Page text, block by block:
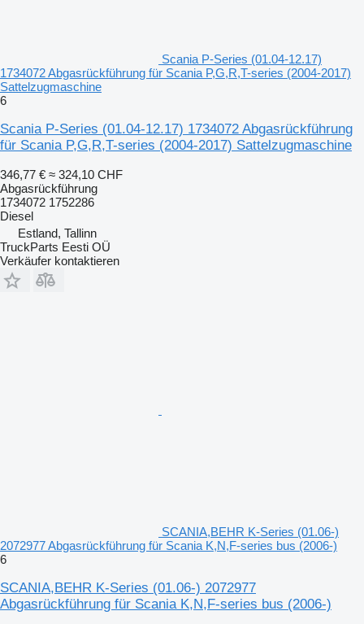
Scania P-Series (01.04-12.17)
1734072 Abgasrückführung für Scania P,G,R,T-series (2004-2017)
Sattelzugmaschine
6
Scania P-Series (01.04-12.17) 1734072 Abgasrückführung
für Scania P,G,R,T-series (2004-2017) Sattelzugmaschine
346,77 € ≈ 324,10 CHF
Abgasrückführung
1734072 1752286
Diesel
Estland, Tallinn
TruckParts Eesti OÜ
Verkäufer kontaktieren
SCANIA,BEHR K-Series (01.06-)
2072977 Abgasrückführung für Scania K,N,F-series bus (2006-)
6
SCANIA,BEHR K-Series (01.06-) 2072977
Abgasrückführung für Scania K,N,F-series bus (2006-)